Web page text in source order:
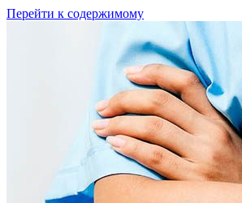
Перейти к содержимому